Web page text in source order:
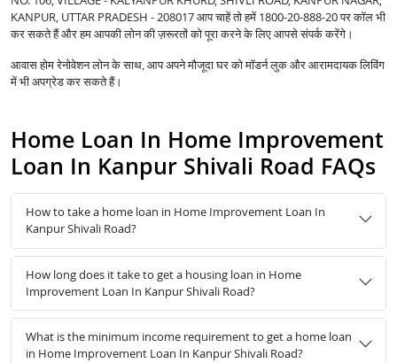
KANPUR, UTTAR PRADESH - 208017 आप चाहें तो हमें 1800-20-888-20 पर कॉल भी
कर सकते हैं और हम आपकी लोन की ज़रूरतों को पूरा करने के लिए आपसे संपर्क करेंगे।
आवास होम रेनोवेशन लोन के साथ, आप अपने मौजूदा घर को मॉडर्न लुक और आरामदायक लिविंग
में भी अपग्रेड कर सकते हैं।
Home Loan In Home Improvement
Loan In Kanpur Shivali Road FAQs
How to take a home loan in Home Improvement Loan In
Kanpur Shivali Road?
How long does it take to get a housing loan in Home
Improvement Loan In Kanpur Shivali Road?
What is the minimum income requirement to get a home loan
in Home Improvement Loan In Kanpur Shivali Road?